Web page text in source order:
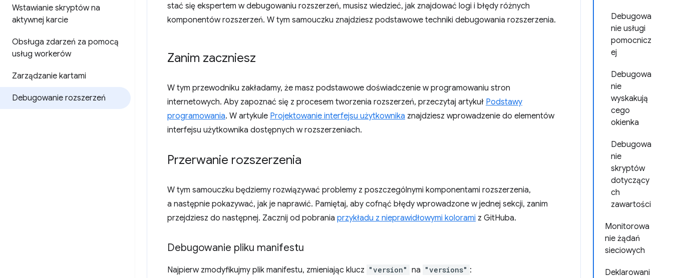
Wstawianie skryptów na
aktywnej karcie
Obsługa zdarzeń za pomocą
usług workerów
Zarządzanie kartami
Debugowanie rozszerzeń
Debugowa
nie usługi
pomocnicz
ej
Debugowa
nie
wyskakują
cego
okienka
Debugowa
nie
skryptów
dotyczący
ch
zawartości
Monitorowa
nie żądań
sieciowych
Deklarowani
stać się ekspertem w debugowaniu rozszerzeń, musisz wiedzieć, jak znajdować logi i błędy różnych
komponentów rozszerzeń. W tym samouczku znajdziesz podstawowe techniki debugowania rozszerzenia.
Zanim zaczniesz
W tym przewodniku zakładamy, że masz podstawowe doświadczenie w programowaniu stron
internetowych. Aby zapoznać się z procesem tworzenia rozszerzeń, przeczytaj artykuł Podstawy
programowania. W artykule Projektowanie interfejsu użytkownika znajdziesz wprowadzenie do elementów
interfejsu użytkownika dostępnych w rozszerzeniach.
Przerwanie rozszerzenia
W tym samouczku będziemy rozwiązywać problemy z poszczególnymi komponentami rozszerzenia,
a następnie pokazywać, jak je naprawić. Pamiętaj, aby cofnąć błędy wprowadzone w jednej sekcji, zanim
przejdziesz do następnej. Zacznij od pobrania przykładu z nieprawidłowymi kolorami z GitHuba.
Debugowanie pliku manifestu
Najpierw zmodyfikujmy plik manifestu, zmieniając klucz "version" na "versions" :